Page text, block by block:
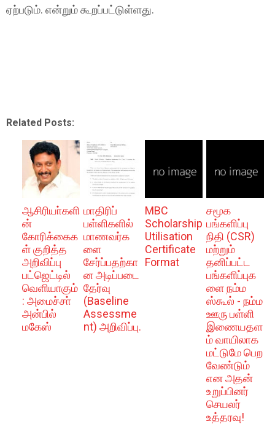
ஏற்படும். என்றும் கூறப்பட்டுள்ளது.
Related Posts:
ஆசிரியா்களி
ன்
கோரிக்கைக
ள் குறித்த
அறிவிப்பு
பட்ஜெட்டில்
வெளியாகும்
: அமைச்சா்
அன்பில்
மகேஸ்
மாதிரிப்
பள்ளிகளில்
மாணவர்க
ளை
சேர்ப்பதற்கா
ன அடிப்படை
தேர்வு
(Baseline
Assessme
nt) அறிவிப்பு.
MBC
Scholarship
Utilisation
Certificate
Format
சமூக
பங்களிப்பு
நிதி (CSR)
மற்றும்
தனிப்பட்ட
பங்களிப்புக
ளை நம்ம
ஸ்கூல் - நம்ம
ஊரு பள்ளி
இணையதள
ம் வாயிலாக
மட்டுமே பெற
வேண்டும்
என அதன்
உறுப்பினர்
செயலர்
உத்தரவு!